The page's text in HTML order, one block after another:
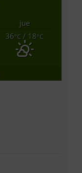
jue
36°C / 18°C